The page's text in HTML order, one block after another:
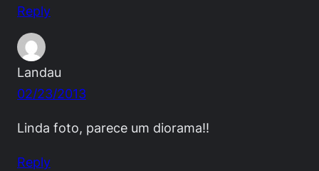
Reply
Landau
02/23/2013
Linda foto, parece um diorama!!
Reply